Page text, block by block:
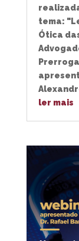
tema:
Ótica
ler mais